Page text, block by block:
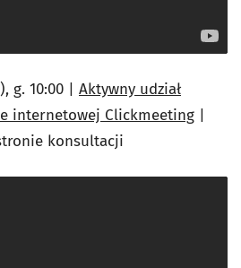
g. 10:00 | Aktywny udział
internetowej Clickmeeting
konsultacji